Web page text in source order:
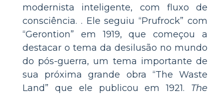
modernista inteligente, com fluxo de
consciência. . Ele seguiu “Prufrock” com
“Gerontion” em 1919, que começou a
destacar o tema da desilusão no mundo
do pós-guerra, um tema importante de
sua próxima grande obra “The Waste
Land” que ele publicou em 1921. The